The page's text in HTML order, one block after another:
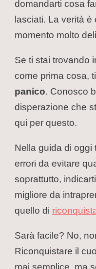
domandarti cosa
lasciati. La verità
momento molto
Se ti stai trovando
come prima cosa,
panico. Conosco
disperazione che
qui per questo.
Nella guida di oggi
errori da evitare
soprattutto,
migliore da
quello di
Sarà facile? No,
Riconquistare il
mai semplice, ma